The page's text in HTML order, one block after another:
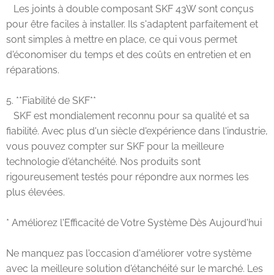
Les joints à double composant SKF 43W sont conçus
pour être faciles à installer. Ils s'adaptent parfaitement et
sont simples à mettre en place, ce qui vous permet
d'économiser du temps et des coûts en entretien et en
réparations.
5. **Fiabilité de SKF**
SKF est mondialement reconnu pour sa qualité et sa
fiabilité. Avec plus d'un siècle d'expérience dans l'industrie,
vous pouvez compter sur SKF pour la meilleure
technologie d'étanchéité. Nos produits sont
rigoureusement testés pour répondre aux normes les
plus élevées.
* Améliorez l'Efficacité de Votre Système Dès Aujourd'hui
Ne manquez pas l'occasion d'améliorer votre système
avec la meilleure solution d'étanchéité sur le marché. Les